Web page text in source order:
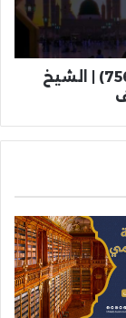
تكملة مؤلفات الحديث الشريف (756) | الشيخ